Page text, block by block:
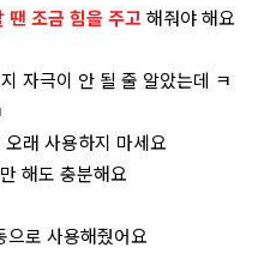
땐 조금 힘을 주고해줘야 해요
자극이 안 될 줄 알았는데 ㅋ
래 사용하지 마세요
해도 충분해요
으로 사용해줬어요